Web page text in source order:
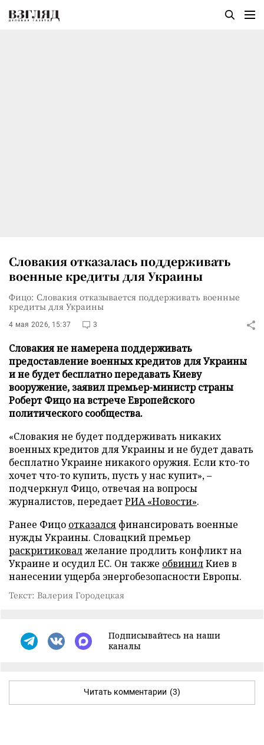
Словакия отказалась поддерживать
военные кредиты для Украины
Фицо: Словакия отказывается поддерживать военные
кредиты для Украины
4 мая 2026, 15:37 3
Словакия не намерена поддерживать
предоставление военных кредитов для Украины
и не будет бесплатно передавать Киеву
вооружение, заявил премьер-министр страны
Роберт Фицо на встрече Европейского
политического сообщества.
«Словакия не будет поддерживать никаких
военных кредитов для Украины и не будет давать
бесплатно Украине никакого оружия. Если кто-то
хочет что-то купить, пусть у нас купит», –
подчеркнул Фицо, отвечая на вопросы
журналистов, передаетРИА «Новости».
Ранее Фицо отказался финансировать военные
нужды Украины. Словацкий премьер
раскритиковалжелание продлить конфликт на
Украине и осудил ЕС. Он также обвинилКиев в
нанесении ущерба энергобезопасности Европы.
Текст: Валерия Городецкая
Подписывайтесь на наши
каналы
Читать комментарии (3)